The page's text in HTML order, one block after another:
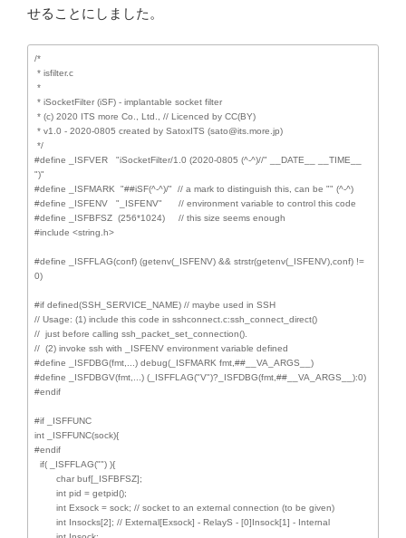
せることにしました。